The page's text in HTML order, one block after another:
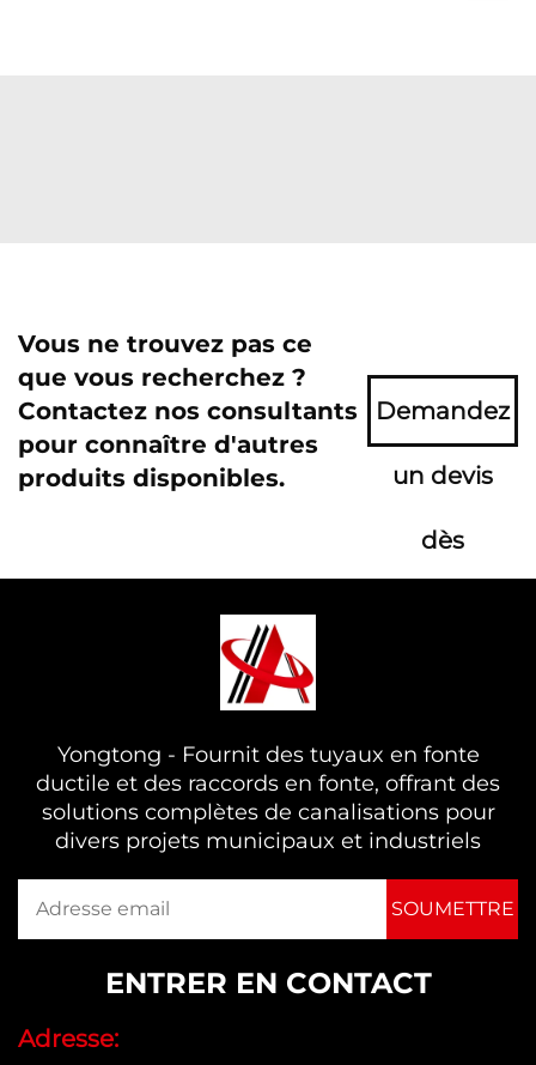
Vous ne trouvez pas ce
que vous recherchez ?
Contactez nos consultants
pour connaître d'autres
produits disponibles.
Demandez
un devis
dès
Yongtong - Fournit des tuyaux en fonte
ductile et des raccords en fonte, offrant des
solutions complètes de canalisations pour
divers projets municipaux et industriels
ENTRER EN CONTACT
Adresse: